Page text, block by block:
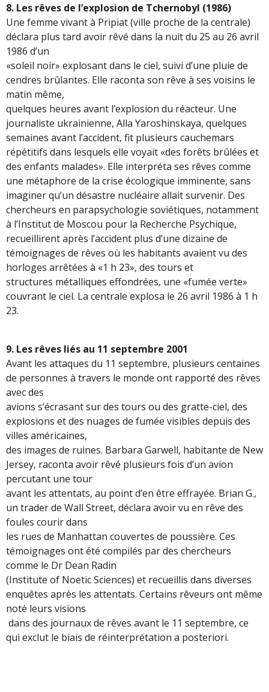
8. Les rêves de l’explosion de Tchernobyl (1986)
Une femme vivant à Pripiat (ville proche de la centrale)
déclara plus tard avoir rêvé dans la nuit du 25 au 26 avril
1986 d’un
«soleil noir» explosant dans le ciel, suivi d’une pluie de
cendres brûlantes. Elle raconta son rêve à ses voisins le
matin même,
quelques heures avant l’explosion du réacteur. Une
journaliste ukrainienne, Alla Yaroshinskaya, quelques
semaines avant l’accident, fit plusieurs cauchemars
répétitifs dans lesquels elle voyait «des forêts brûlées et
des enfants malades». Elle interpréta ses rêves comme
une métaphore de la crise écologique imminente, sans
imaginer qu’un désastre nucléaire allait survenir. Des
chercheurs en parapsychologie soviétiques, notamment
à l’Institut de Moscou pour la Recherche Psychique,
recueillirent après l’accident plus d’une dizaine de
témoignages de rêves où les habitants avaient vu des
horloges arrêtées à «1 h 23», des tours et
structures métalliques effondrées, une «fumée verte»
couvrant le ciel. La centrale explosa le 26 avril 1986 à 1 h
23.
9. Les rêves liés au 11 septembre 2001
Avant les attaques du 11 septembre, plusieurs centaines
de personnes à travers le monde ont rapporté des rêves
avec des
avions s’écrasant sur des tours ou des gratte-ciel, des
explosions et des nuages de fumée visibles depuis des
villes américaines,
des images de ruines. Barbara Garwell, habitante de New
Jersey, raconta avoir rêvé plusieurs fois d’un avion
percutant une tour
avant les attentats, au point d’en être effrayée. Brian G.,
un trader de Wall Street, déclara avoir vu en rêve des
foules courir dans
les rues de Manhattan couvertes de poussière. Ces
témoignages ont été compilés par des chercheurs
comme le Dr Dean Radin
(Institute of Noetic Sciences) et recueillis dans diverses
enquêtes après les attentats. Certains rêveurs ont même
noté leurs visions
dans des journaux de rêves avant le 11 septembre, ce
qui exclut le biais de réinterprétation a posteriori.